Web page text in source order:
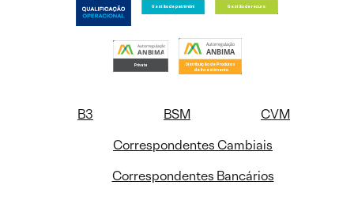
B3 BSM
CVM
Correspondentes Cambiais
Correspondentes Bancários